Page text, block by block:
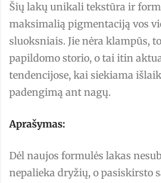
Šių lakų unikali tekstūra ir
maksimalią pigmentaciją vos
sluoksniais. Jie nėra klampūs,
papildomo storio, o tai itin
tendencijose, kai siekiama
padengimą ant nagų.
Aprašymas:
Dėl naujos formulės lakas
nepalieka dryžių, o pasiskirsto